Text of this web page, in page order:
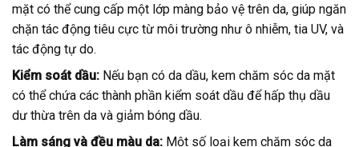
mặt có thể cung cấp một lớp màng bảo vệ trên da, giúp ngăn
chặn tác động tiêu cực từ môi trường như ô nhiễm, tia UV, và
tác động tự do.
Kiểm soát dầu: Nếu bạn có da dầu, kem chăm sóc da mặt
có thể chứa các thành phần kiểm soát dầu để hấp thụ dầu
dư thừa trên da và giảm bóng dầu.
Làm sáng và đều màu da: Một số loại kem chăm sóc da